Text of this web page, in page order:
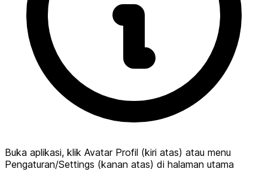
Buka aplikasi, klik Avatar Profil (kiri atas) atau menu
Pengaturan/Settings (kanan atas) di halaman utama